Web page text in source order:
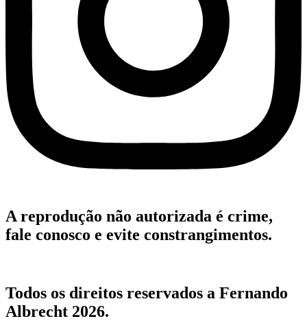
A reprodução não autorizada é crime,
fale conosco e evite constrangimentos.
Todos os direitos reservados a Fernando
Albrecht 2026.